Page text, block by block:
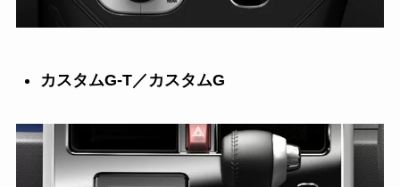
カスタムG-T／カスタムG